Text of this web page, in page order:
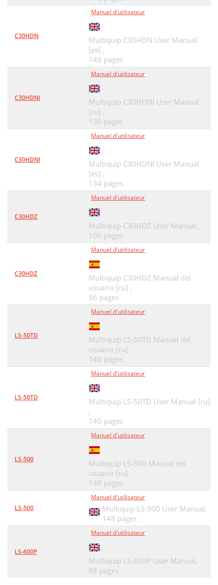
C30HDN
Manuel d'utilisateur
Multiquip C30HDN User Manual
[es] ,
148 pages
C30HDNI
Manuel d'utilisateur
Multiquip C30HDNI User Manual
[ru] ,
136 pages
C30HDNI
Manuel d'utilisateur
Multiquip C30HDNI User Manual
[es] ,
134 pages
C30HDZ
Manuel d'utilisateur
Multiquip C30HDZ User Manual,
106 pages
C30HDZ
Manuel d'utilisateur
Multiquip C30HDZ Manual del
usuario [ru] ,
56 pages
LS-50TD
Manuel d'utilisateur
Multiquip LS-50TD Manual del
usuario [ru] ,
140 pages
LS-50TD
Manuel d'utilisateur
Multiquip LS-50TD User Manual [ru]
,
140 pages
LS-500
Manuel d'utilisateur
Multiquip LS-500 Manual del
usuario [ru] ,
148 pages
LS-500
Manuel d'utilisateur
Multiquip LS-500 User Manual,
148 pages
LS-600P
Manuel d'utilisateur
Multiquip LS-600P User Manual,
88 pages